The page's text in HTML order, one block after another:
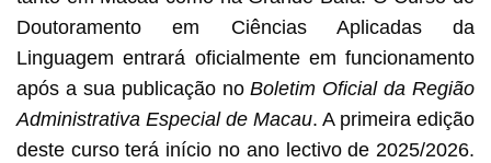
Doutoramento em Ciências Aplicadas da
Linguagem entrará oficialmente em funcionamento
após a sua publicação noBoletim Oficial da Região
Administrativa Especial de Macau. A primeira edição
deste curso terá início no ano lectivo de 2025/2026.